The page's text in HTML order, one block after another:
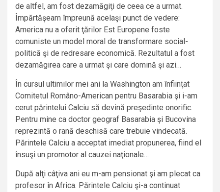
de altfel, am fost dezamăgiţi de ceea ce a urmat.
Împărtăşeam împreună acelaşi punct de vedere:
America nu a oferit ţărilor Est Europene foste
comuniste un model moral de transformare social-
politică şi de redresare economică. Rezultatul a fost
dezamăgirea care a urmat şi care domină şi azi…
În cursul ultimilor mei ani la Washington am înfiinţat
Comitetul Româno-American pentru Basarabia şi i-am
cerut părintelui Calciu să devină preşedinte onorific.
Pentru mine ca doctor geograf Basarabia şi Bucovina
reprezintă o rană deschisă care trebuie vindecată.
Părintele Calciu a acceptat imediat propunerea, fiind el
însuşi un promotor al cauzei naţionale…
După alţi câţiva ani eu m-am pensionat şi am plecat ca
profesor în Africa. Părintele Calciu şi-a continuat